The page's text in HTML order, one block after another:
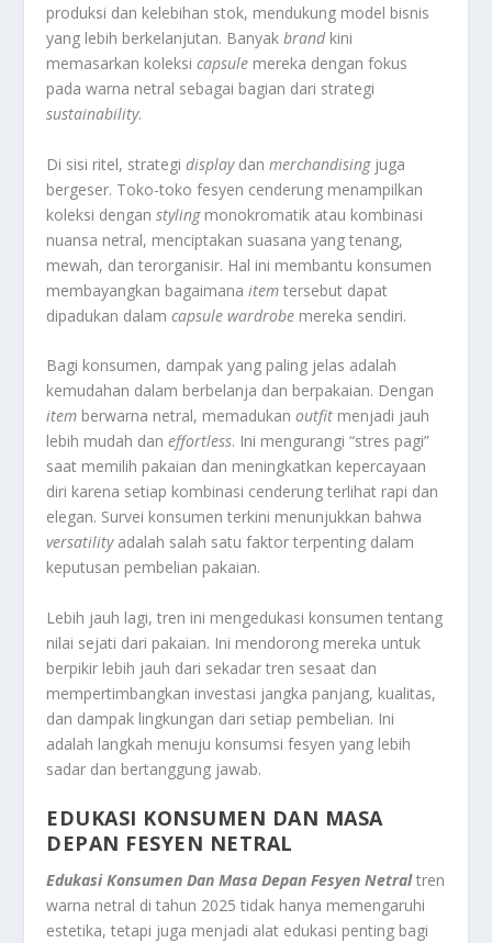
produksi dan kelebihan stok, mendukung model bisnis
yang lebih berkelanjutan. Banyakbrandkini
memasarkan koleksicapsule mereka dengan fokus
pada warna netral sebagai bagian dari strategi
sustainability.
Di sisi ritel, strategidisplaydanmerchandisingjuga
bergeser. Toko-toko fesyen cenderung menampilkan
koleksi denganstylingmonokromatik atau kombinasi
nuansa netral, menciptakan suasana yang tenang,
mewah, dan terorganisir. Hal ini membantu konsumen
membayangkan bagaimanaitem tersebut dapat
dipadukan dalamcapsule wardrobe mereka sendiri.
Bagi konsumen, dampak yang paling jelas adalah
kemudahan dalam berbelanja dan berpakaian. Dengan
item berwarna netral, memadukanoutfit menjadi jauh
lebih mudah daneffortless. Ini mengurangi “stres pagi”
saat memilih pakaian dan meningkatkan kepercayaan
diri karena setiap kombinasi cenderung terlihat rapi dan
elegan. Survei konsumen terkini menunjukkan bahwa
versatilityadalah salah satu faktor terpenting dalam
keputusan pembelian pakaian.
Lebih jauh lagi, tren ini mengedukasi konsumen tentang
nilai sejati dari pakaian. Ini mendorong mereka untuk
berpikir lebih jauh dari sekadar tren sesaat dan
mempertimbangkan investasi jangka panjang, kualitas,
dan dampak lingkungan dari setiap pembelian. Ini
adalah langkah menuju konsumsi fesyen yang lebih
sadar dan bertanggung jawab.
EDUKASI KONSUMEN DAN MASA
DEPAN FESYEN NETRAL
Edukasi Konsumen Dan Masa Depan Fesyen Netraltren
warna netral di tahun 2025 tidak hanya memengaruhi
estetika, tetapi juga menjadi alat edukasi penting bagi